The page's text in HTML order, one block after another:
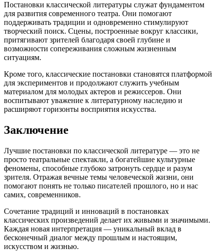
Постановки классической литературы служат фундаментом
для развития современного театра. Они помогают
поддерживать традиции и одновременно стимулируют
творческий поиск. Сцены, построенные вокруг классики,
притягивают зрителей благодаря своей глубине и
возможности сопереживания сложным жизненным
ситуациям.
Кроме того, классические постановки становятся платформой
для экспериментов и продолжают служить учебным
материалом для молодых актеров и режиссеров. Они
воспитывают уважение к литературному наследию и
расширяют горизонты восприятия искусства.
Заключение
Лучшие постановки по классической литературе — это не
просто театральные спектакли, а богатейшие культурные
феномены, способные глубоко затронуть сердце и разум
зрителя. Отражая вечные темы человеческой жизни, они
помогают понять не только писателей прошлого, но и нас
самих, современников.
Сочетание традиций и инноваций в постановках
классических произведений делает их живыми и значимыми.
Каждая новая интерпретация — уникальный вклад в
бесконечный диалог между прошлым и настоящим,
искусством и жизнью.